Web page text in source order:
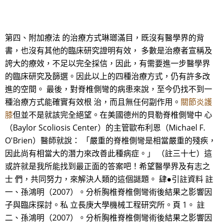
第四、附加療法 的治療方式琳瑯滿目，既沒有醫學界的背
書，也沒有其他的臨床研究證明有效， 多數是治療者宣稱及
誇大的療效，不足以完全採信，因此，有需要進一步醫學界
的臨床研究及篩選。因此以上的四種治療方式，仍有許多改
進的空間。 最後，對脊椎側彎的病患來說，至今仍找不到一
種治療方式能確實有效根 治，而且無任何副作用。 關節炎護
膝但並不是就該完全絕望。在美國德州的貝勒脊椎側彎中 心
（Baylor Scoliosis Center）的主管歐布利恩（Michael F.
O'Brien）醫師就說： 「嚴重的脊椎側彎是相當嚴重的殘疾，
因此尚有相當大的潛力來改善此種病症。」 （註三十七）這
或許就是我所能找到最正面的答案吧！希望醫學界及有志之
士 們，共同努力，來解決人類的這個謎題。 肆●引註資料 註
一、孫鴻明（2007）。分析胸椎脊椎側彎術後結果之影響因
子與臨床探討。私 立長庚大學機械工程研究所。頁 1。 註
二、孫鴻明（2007）。分析胸椎脊椎側彎術後結果之影響因